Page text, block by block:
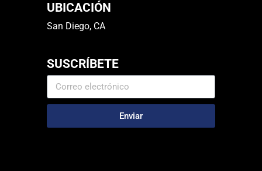
UBICACIÓN
San Diego, CA
SUSCRÍBETE
Enviar